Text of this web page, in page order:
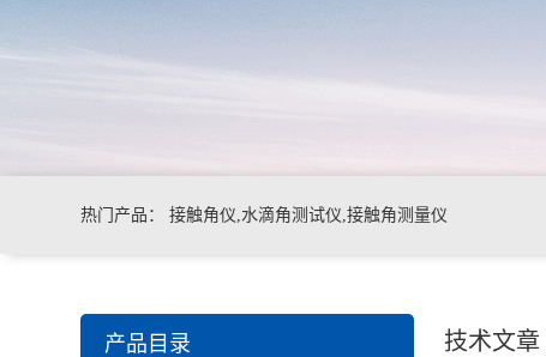
热门产品： 接触角仪,水滴角测试仪,接触角测量仪
产品目录 技术文章